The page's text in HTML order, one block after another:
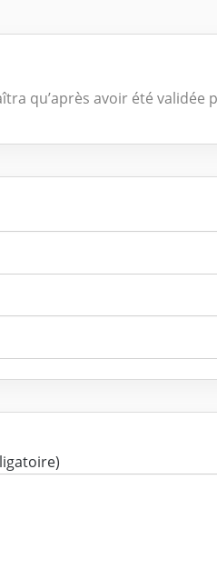
qu’après avoir été
message (obligatoire)